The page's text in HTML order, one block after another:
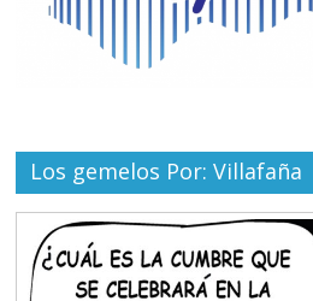
Los gemelos Por: Villafaña